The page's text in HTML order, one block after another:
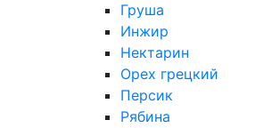
Груша
Инжир
Нектарин
Орех грецкий
Персик
Рябина